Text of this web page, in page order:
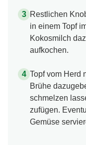
Restlichen
in einem Topf
Kokosmilch
aufkochen.
Topf vom Herd
Brühe
schmelzen
zufügen.
Gemüse